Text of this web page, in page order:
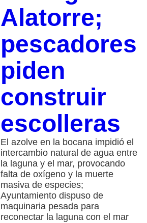
Alatorre;
pescadores
piden
construir
escolleras
El azolve en la bocana impidió el
intercambio natural de agua entre
la laguna y el mar, provocando
falta de oxígeno y la muerte
masiva de especies;
Ayuntamiento dispuso de
maquinaria pesada para
reconectar la laguna con el mar